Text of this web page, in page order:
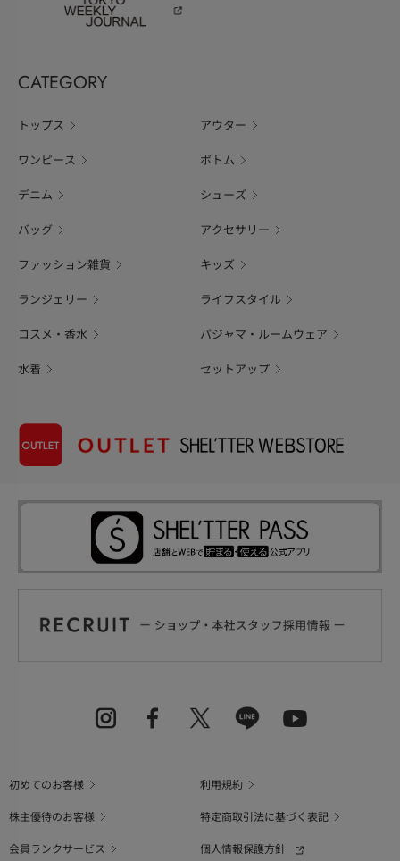
CATEGORY
トップス アウター
ワンピース ボトム
デニム シューズ
バッグ アクセサリー
ファッション雑貨 キッズ
ランジェリー ライフスタイル
コスメ・香水 パジャマ・ルームウェア
水着 セットアップ
初めてのお客様
利用規約
株主優待のお客様
特定商取引法に基づく表記
会員ランクサービス
個人情報保護方針